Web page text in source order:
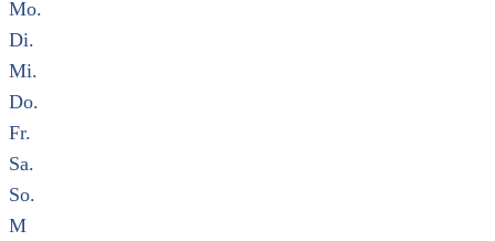
Mo.
Di.
Mi.
Do.
Fr.
Sa.
So.
M